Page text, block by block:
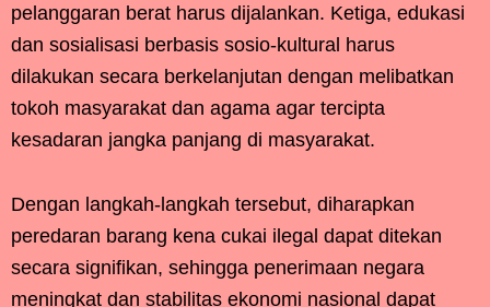
pelanggaran berat harus dijalankan. Ketiga, edukasi
dan sosialisasi berbasis sosio-kultural harus
dilakukan secara berkelanjutan dengan melibatkan
tokoh masyarakat dan agama agar tercipta
kesadaran jangka panjang di masyarakat.
Dengan langkah-langkah tersebut, diharapkan
peredaran barang kena cukai ilegal dapat ditekan
secara signifikan, sehingga penerimaan negara
meningkat dan stabilitas ekonomi nasional dapat